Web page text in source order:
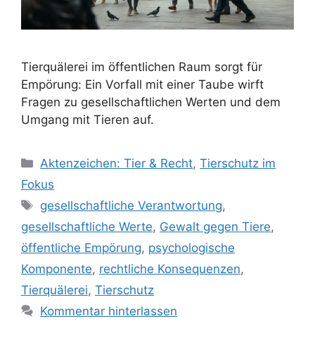
Tierquälerei im öffentlichen Raum sorgt für
Empörung: Ein Vorfall mit einer Taube wirft
Fragen zu gesellschaftlichen Werten und dem
Umgang mit Tieren auf.
K
a
e
g
o
r
i
n
Aktenzeichen: Tier & Recht,Tierschutz im
Fokus
S
c
l
a
g
w
gesellschaftliche Verantwortung,
gesellschaftliche Werte, Gewalt gegen Tiere,
öffentliche Empörung, psychologische
Komponente, rechtliche Konsequenzen,
Tierquälerei, Tierschutz
Kommentar hinterlassen